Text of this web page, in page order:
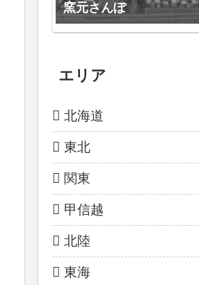
窯元さんぽ
エリア
北海道
東北
関東
甲信越
北陸
東海